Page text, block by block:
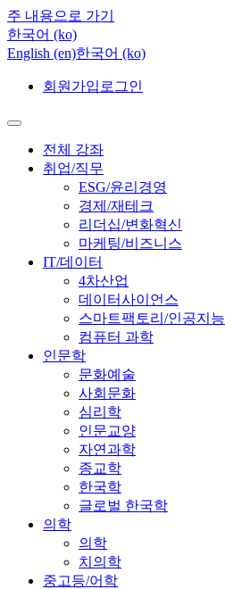
주 내용으로 가기
한국어 ‎(ko)‎
English ‎(en)‎한국어 ‎(ko)‎
회원가입 로그인
전체 강좌
취업/직무
ESG/윤리경영
경제/재테크
리더십/변화혁신
마케팅/비즈니스
IT/데이터
4차산업
데이터사이언스
스마트팩토리/인공지능
컴퓨터 과학
인문학
문화예술
사회문화
심리학
인문교양
자연과학
종교학
한국학
글로벌 한국학
의학
의학
치의학
중고등/어학